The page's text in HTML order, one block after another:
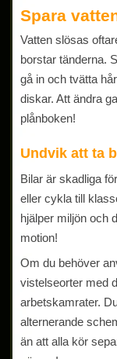
Spara
Vatten slösas
borstar tänderna.
gå in och tvätta
diskar. Att ändra
plånboken!
Undvik att ta
Bilar är skadliga
eller cykla till
hjälper miljön och
motion!
Om du behöver
vistelseorter med
arbetskamrater.
alternerande
än att alla kör